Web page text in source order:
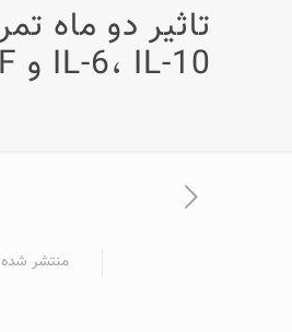
تاثیر دو ماه
IL-6، IL-10 و BDNF زنان ۶۰- ۶۵ ساله‌ی مبتلا به سندرم متابولیک
منتشر